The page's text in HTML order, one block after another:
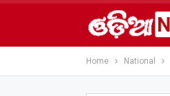
Home National